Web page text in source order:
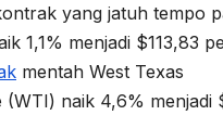
yang jatuh tempo
1,1% menjadi $113,83
mentah West Texas
(WTI) naik 4,6% menjadi